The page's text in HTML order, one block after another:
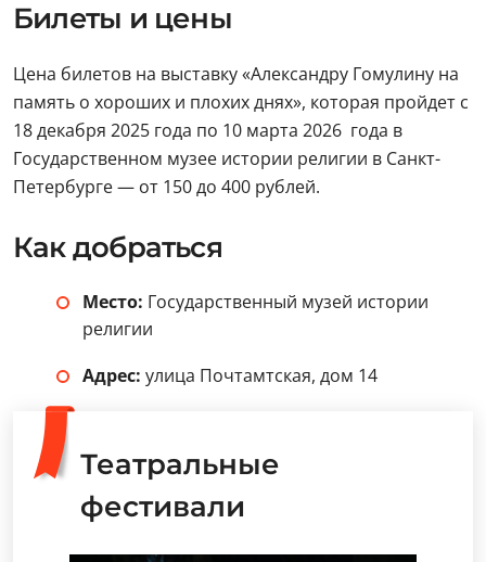
Билеты и цены
Цена билетов на выставку «Александру Гомулину на
память о хороших и плохих днях», которая пройдет с
18 декабря 2025 года по 10 марта 2026 года в
Государственном музее истории религии в Санкт-
Петербурге — от 150 до 400 рублей.
Как добраться
Место: Государственный музей истории
религии
Адрес: улица Почтамтская, дом 14
Театральные
фестивали